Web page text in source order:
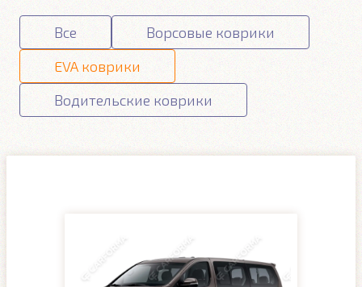
Все
Ворсовые коврики
EVA коврики
Водительские коврики